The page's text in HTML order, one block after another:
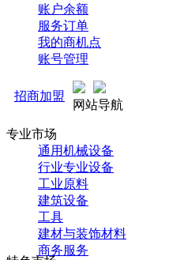
账户余额
服务订单
我的商机点
账号管理
招商加盟
网站导航
专业市场
通用机械设备
行业专业设备
工业原料
建筑设备
工具
建材与装饰材料
商务服务